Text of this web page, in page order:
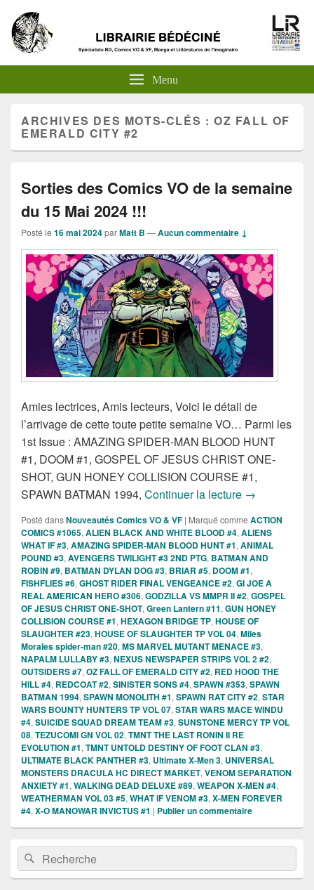
Menu
ARCHIVES DES MOTS-CLÉS :OZ FALL OF
EMERALD CITY #2
Sorties des Comics VO de la semaine
du 15 Mai 2024 !!!
Posté le 16 mai 2024parMatt B —Aucun commentaire ↓
Amies lectrices, Amis lecteurs, Voici le détail de
l’arrivage de cette toute petite semaine VO… Parmi les
1st Issue : AMAZING SPIDER-MAN BLOOD HUNT
#1, DOOM #1, GOSPEL OF JESUS CHRIST ONE-
SHOT, GUN HONEY COLLISION COURSE #1,
SPAWN BATMAN 1994, Continuer la lecture Sorties des
→
Posté dansNouveautés Comics VO & VF | Marqué comme ACTION
COMICS #1065, ALIEN BLACK AND WHITE BLOOD #4, ALIENS
WHAT IF #3, AMAZING SPIDER-MAN BLOOD HUNT #1, ANIMAL
POUND #3, AVENGERS TWILIGHT #3 2ND PTG, BATMAN AND
ROBIN #9, BATMAN DYLAN DOG #3, BRIAR #5, DOOM #1,
FISHFLIES #6, GHOST RIDER FINAL VENGEANCE #2, GI JOE A
REAL AMERICAN HERO #306, GODZILLA VS MMPR II #2, GOSPEL
OF JESUS CHRIST ONE-SHOT, Green Lantern #11, GUN HONEY
COLLISION COURSE #1, HEXAGON BRIDGE TP, HOUSE OF
SLAUGHTER #23, HOUSE OF SLAUGHTER TP VOL 04, Miles
Morales spider-man #20, MS MARVEL MUTANT MENACE #3,
NAPALM LULLABY #3, NEXUS NEWSPAPER STRIPS VOL 2 #2,
OUTSIDERS #7, OZ FALL OF EMERALD CITY #2, RED HOOD THE
HILL #4, REDCOAT #2, SINISTER SONS #4, SPAWN #353, SPAWN
BATMAN 1994, SPAWN MONOLITH #1, SPAWN RAT CITY #2, STAR
WARS BOUNTY HUNTERS TP VOL 07, STAR WARS MACE WINDU
#4, SUICIDE SQUAD DREAM TEAM #3, SUNSTONE MERCY TP VOL
08, TEZUCOMI GN VOL 02, TMNT THE LAST RONIN II RE
EVOLUTION #1, TMNT UNTOLD DESTINY OF FOOT CLAN #3,
ULTIMATE BLACK PANTHER #3, Ultimate X-Men 3, UNIVERSAL
MONSTERS DRACULA HC DIRECT MARKET, VENOM SEPARATION
ANXIETY #1, WALKING DEAD DELUXE #89, WEAPON X-MEN #4,
WEATHERMAN VOL 03 #5, WHAT IF VENOM #3, X-MEN FOREVER
#4, X-O MANOWAR INVICTUS #1 | Publier un commentaire
Zone
principale
de
widget
Recherche :Rechercher